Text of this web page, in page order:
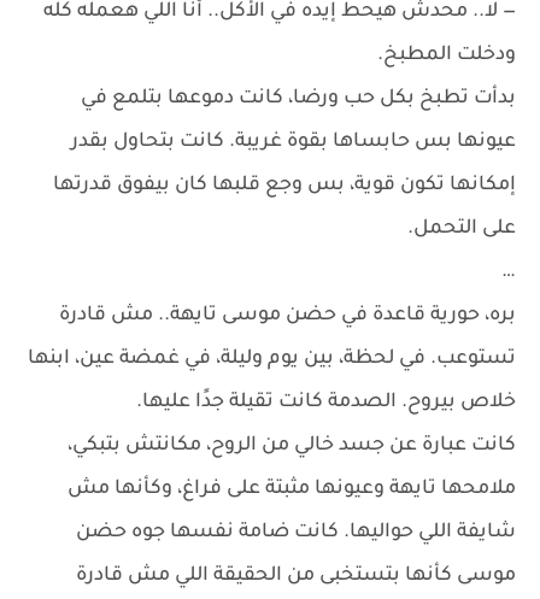
— لا.. محدش هيحط إيده في الأكل.. أنا اللي هعمله كله
ودخلت المطبخ.
بدأت تطبخ بكل حب ورضا، كانت دموعها بتلمع في
عيونها بس حابساها بقوة غريبة. كانت بتحاول بقدر
إمكانها تكون قوية، بس وجع قلبها كان بيفوق قدرتها
على التحمل.
…
بره، حورية قاعدة في حضن موسى تايهة.. مش قادرة
تستوعب. في لحظة، بين يوم وليلة، في غمضة عين، ابنها
خلاص بيروح. الصدمة كانت تقيلة جدًا عليها.
كانت عبارة عن جسد خالي من الروح، مكانتش بتبكي،
ملامحها تايهة وعيونها مثبتة على فراغ، وكأنها مش
شايفة اللي حواليها. كانت ضامة نفسها جوه حضن
موسى كأنها بتستخبى من الحقيقة اللي مش قادرة